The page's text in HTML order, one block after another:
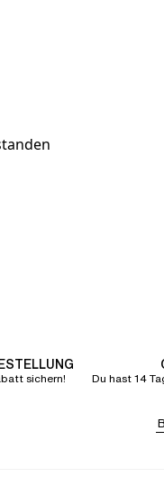
sichern!
Du hast 14